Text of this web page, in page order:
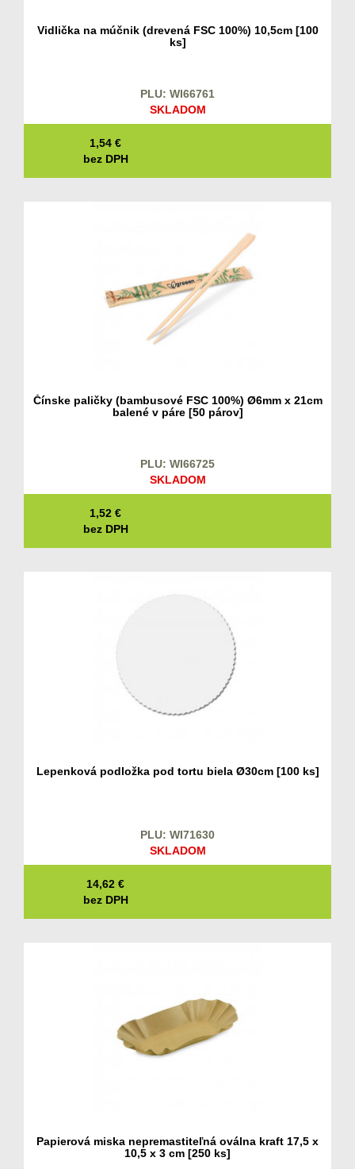
Vidlička na múčnik (drevená FSC 100%) 10,5cm [100
ks]
PLU: WI66761
SKLADOM
1,54 €
bez DPH
Čínske paličky (bambusové FSC 100%) Ø6mm x 21cm
balené v páre [50 párov]
PLU: WI66725
SKLADOM
1,52 €
bez DPH
Lepenková podložka pod tortu biela Ø30cm [100 ks]
PLU: WI71630
SKLADOM
14,62 €
bez DPH
Papierová miska nepremastiteľná oválna kraft 17,5 x
10,5 x 3 cm [250 ks]